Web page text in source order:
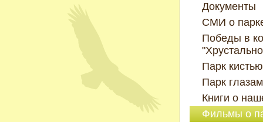
Документы
СМИ о
Победы в
Парк
Парк
Книги о
Фильмы о